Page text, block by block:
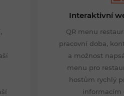
Interaktivní
QR menu
pracovní doba,
a možnost
menu pro
hostům rychlý
informacím